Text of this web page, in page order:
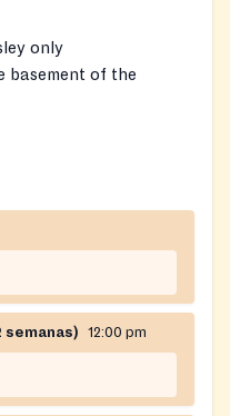
only
basement of the
semanas) 12:00 pm